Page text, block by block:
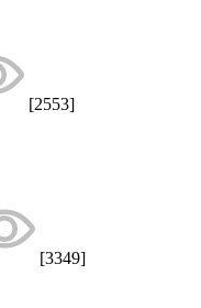
[2553]
[3349]